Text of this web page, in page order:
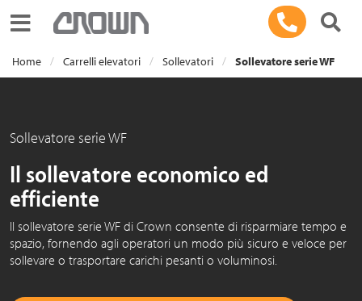
Toggle navigation
Home Carrelli elevatori Sollevatori Sollevatore serie WF
Sollevatore serie WF
Il sollevatore economico ed
efficiente
Il sollevatore serie WF di Crown consente di risparmiare tempo e
spazio, fornendo agli operatori un modo più sicuro e veloce per
sollevare o trasportare carichi pesanti o voluminosi.